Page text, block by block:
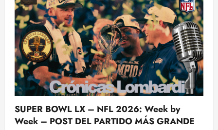
SUPER BOWL LX – NFL 2026: Week by
Week – POST DEL PARTIDO MÁS GRANDE